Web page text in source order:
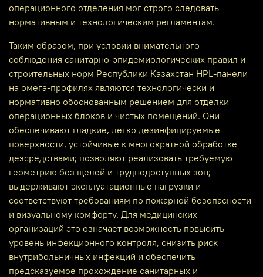
операционного отделения мог строго следовать
нормативным и технологическим регламентам.
Таким образом, при условии внимательного
соблюдения санитарно‑эпидемиологических правил и
строительных норм Республики Казахстан HPL‑панели
на омега‑профилях являются технологически и
нормативно обоснованным решением для отделки
операционных блоков и чистых помещений. Они
обеспечивают гладкие, легко дезинфицируемые
поверхности, устойчивые к многократной обработке
дезсредствами; позволяют реализовать требуемую
геометрию без щелей и труднодоступных зон;
выдерживают эксплуатационные нагрузки и
соответствуют требованиям по пожарной безопасности
и визуальному комфорту. Для медицинских
организаций это означает возможность повысить
уровень инфекционного контроля, снизить риск
внутрибольничных инфекций и обеспечить
предсказуемое прохождение санитарных и